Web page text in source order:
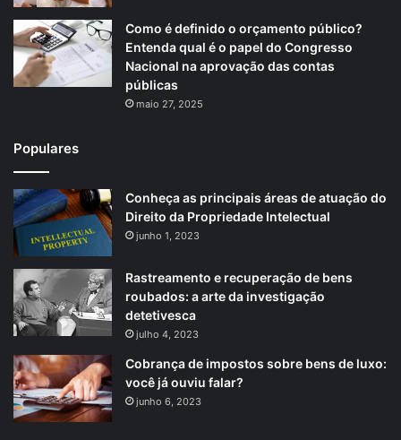
Como é definido o orçamento público?
Entenda qual é o papel do Congresso
Nacional na aprovação das contas
públicas
maio 27, 2025
Populares
Conheça as principais áreas de atuação do
Direito da Propriedade Intelectual
junho 1, 2023
Rastreamento e recuperação de bens
roubados: a arte da investigação
detetivesca
julho 4, 2023
Cobrança de impostos sobre bens de luxo:
você já ouviu falar?
junho 6, 2023